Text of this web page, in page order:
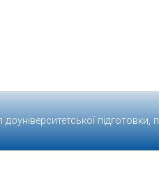
доуніверситетської